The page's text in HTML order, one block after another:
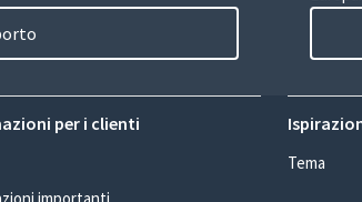
per i clienti
Tema